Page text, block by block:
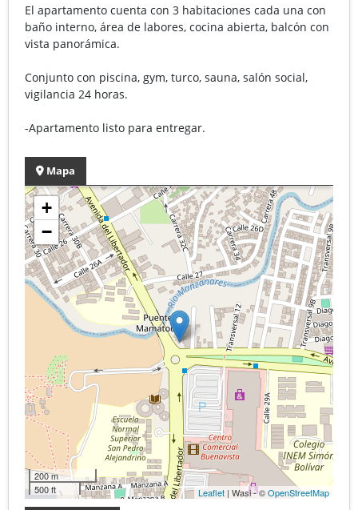
El apartamento cuenta con 3 habitaciones cada una con
baño interno, área de labores, cocina abierta, balcón con
vista panorámica.
Conjunto con piscina, gym, turco, sauna, salón social,
vigilancia 24 horas.
-Apartamento listo para entregar.
Mapa
+
−
200 m
500 ft
Leaflet | Wasi - ©OpenStreetMap